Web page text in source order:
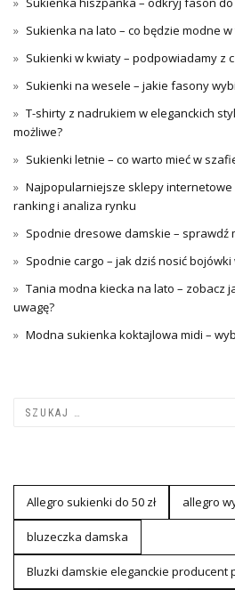
Sukienka na lato – co będzie modne
Sukienki w kwiaty – podpowiadamy z
Sukienki na wesele – jakie fasony
T-shirty z nadrukiem w eleganckich
możliwe?
Sukienki letnie – co warto mieć w
Najpopularniejsze sklepy internetowe
ranking i analiza rynku
Spodnie dresowe damskie – sprawdź
Spodnie cargo – jak dziś nosić
Tania modna kiecka na lato – zobacz
uwagę?
Modna sukienka koktajlowa midi –
Allegro sukienki do 50 zł allegro
bluzeczka damska
Bluzki damskie eleganckie producent